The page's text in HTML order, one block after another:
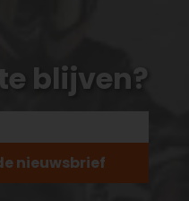
blijven?
nieuwsbrief